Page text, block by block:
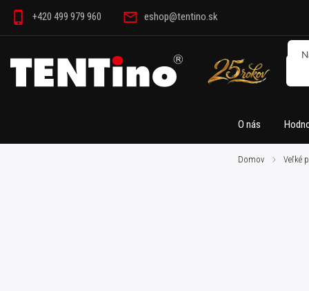
+420 499 979 960 eshop@tentino.sk
O nás
Domov / Veľké